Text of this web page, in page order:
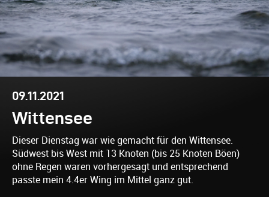
09.11.2021
Wittensee
Dieser Dienstag war wie gemacht für den Wittensee.
Südwest bis West mit 13 Knoten (bis 25 Knoten Böen)
ohne Regen waren vorhergesagt und entsprechend
passte mein 4.4er Wing im Mittel ganz gut.